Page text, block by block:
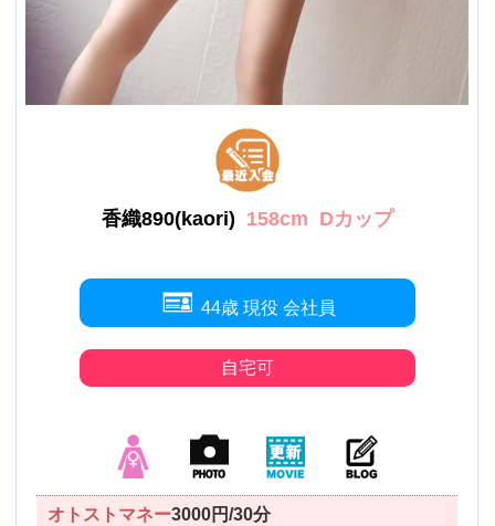
香織890(kaori) 158cm Dカップ
44歳 現役 会社員
自宅可
オトストマネー3000円/30分